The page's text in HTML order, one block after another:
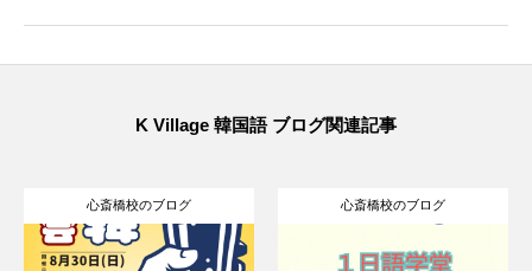
K Village 韓国語 ブログ関連記事
心斎橋校のブログ 心斎橋校のブログ